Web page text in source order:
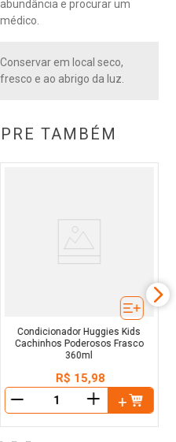
abundância e procurar um
médico.
Conservar em local seco,
fresco e ao abrigo da luz.
TAMBÉM
Condicionador Huggies Kids
Cachinhos Poderosos Frasco
360ml
R$ 15,98
＋